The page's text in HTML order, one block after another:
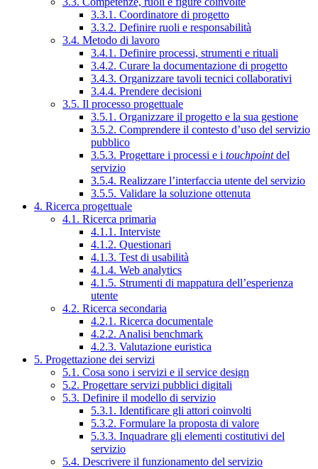
3.3.1. Coordinatore di progetto
3.3.2. Definire ruoli e responsabilità
3.4. Metodo di lavoro
3.4.1. Definire processi, strumenti e rituali
3.4.2. Curare la documentazione di progetto
3.4.3. Organizzare tavoli tecnici collaborativi
3.4.4. Prendere decisioni
3.5. Il processo progettuale
3.5.1. Organizzare il progetto e la sua gestione
3.5.2. Comprendere il contesto d’uso del servizio
pubblico
3.5.3. Progettare i processi e i touchpointdel
servizio
3.5.4. Realizzare l’interfaccia utente del servizio
3.5.5. Validare la soluzione ottenuta
4. Ricerca progettuale
4.1. Ricerca primaria
4.1.1. Interviste
4.1.2. Questionari
4.1.3. Test di usabilità
4.1.4. Web analytics
4.1.5. Strumenti di mappatura dell’esperienza
utente
4.2. Ricerca secondaria
4.2.1. Ricerca documentale
4.2.2. Analisi benchmark
4.2.3. Valutazione euristica
5. Progettazione dei servizi
5.1. Cosa sono i servizi e il service design
5.2. Progettare servizi pubblici digitali
5.3. Definire il modello di servizio
5.3.1. Identificare gli attori coinvolti
5.3.2. Formulare la proposta di valore
5.3.3. Inquadrare gli elementi costitutivi del
servizio
5.4. Descrivere il funzionamento del servizio